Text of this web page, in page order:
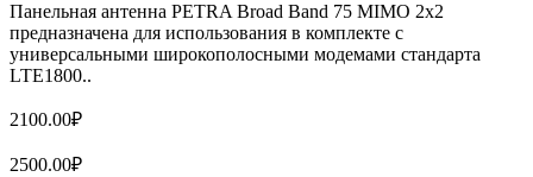
Панельная антенна PETRA Broad Band 75 MIMO 2x2
предназначена для использования в комплекте с
универсальными широкополосными модемами стандарта
LTE1800..
2100.00₽
2500.00₽